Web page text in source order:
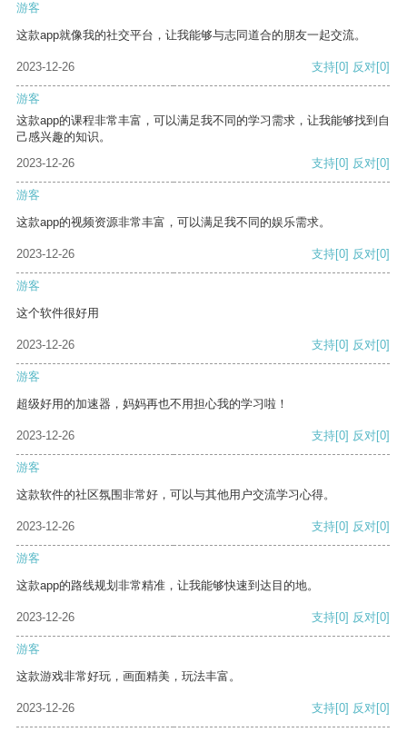
游客
这款app就像我的社交平台，让我能够与志同道合的朋友一起交流。
2023-12-26 支持[0] 反对[0]
游客
这款app的课程非常丰富，可以满足我不同的学习需求，让我能够找到自
己感兴趣的知识。
2023-12-26
支持[0] 反对[0]
游客
这款app的视频资源非常丰富，可以满足我不同的娱乐需求。
2023-12-26 支持[0] 反对[0]
游客
这个软件很好用
2023-12-26 支持[0] 反对[0]
游客
超级好用的加速器，妈妈再也不用担心我的学习啦！
2023-12-26 支持[0] 反对[0]
游客
这款软件的社区氛围非常好，可以与其他用户交流学习心得。
2023-12-26 支持[0] 反对[0]
游客
这款app的路线规划非常精准，让我能够快速到达目的地。
2023-12-26 支持[0] 反对[0]
游客
这款游戏非常好玩，画面精美，玩法丰富。
2023-12-26 支持[0] 反对[0]